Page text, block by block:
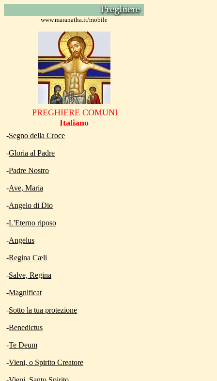
www.maranatha.it/mobile
PREGHIERE COMUNI
Italiano
-Segno della Croce
-Gloria al Padre
-Padre Nostro
-Ave, Maria
-Angelo di Dio
-L'Eterno riposo
-Angelus
-Regina Cæli
-Salve, Regina
-Magnificat
-Sotto la tua protezione
-Benedictus
-Te Deum
-Vieni, o Spirito Creatore